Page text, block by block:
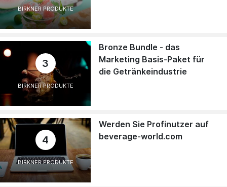
BIRKNER PRODUKTE
3
BIRKNER PRODUKTE
Bronze Bundle - das
Marketing Basis-Paket für
die Getränkeindustrie
4
BIRKNER PRODUKTE
Werden Sie Profinutzer auf
beverage-world.com